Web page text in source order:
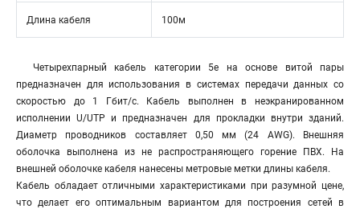
Длина кабеля 100м
Четырехпарный кабель категории 5e на основе витой пары
предназначен для использования в системах передачи данных со
скоростью до 1 Гбит/c. Кабель выполнен в неэкранированном
исполнении U/UTP и предназначен для прокладки внутри зданий.
Диаметр проводников составляет 0,50 мм (24 AWG). Внешняя
оболочка выполнена из не распространяющего горение ПВХ. На
внешней оболочке кабеля нанесены метровые метки длины кабеля.
Кабель обладает отличными характеристиками при разумной цене,
что делает его оптимальным вариантом для построения сетей в